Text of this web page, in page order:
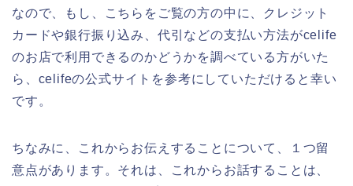
なので、もし、こちらをご覧の方の中に、クレジット
カードや銀行振り込み、代引などの支払い方法がcelife
のお店で利用できるのかどうかを調べている方がいた
ら、celifeの公式サイトを参考にしていただけると幸い
です。
ちなみに、これからお伝えすることについて、１つ留
意点があります。それは、これからお話することは、